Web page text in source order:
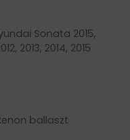
Sonata 2015,
2013, 2014, 2015
xenon ballaszt